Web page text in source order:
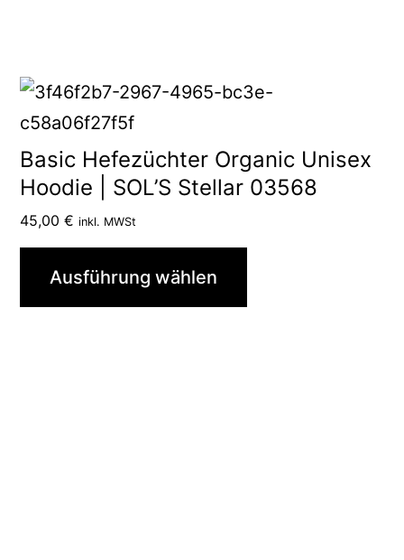
Produktseite
gewählt
Basic Hefezüchter Organic Unisex
Hoodie | SOL’S Stellar 03568
45,00€ inkl. MWSt
Ausführung wählen
Dieses
Produkt
weist
mehrere
Varianten
auf.
Optionen